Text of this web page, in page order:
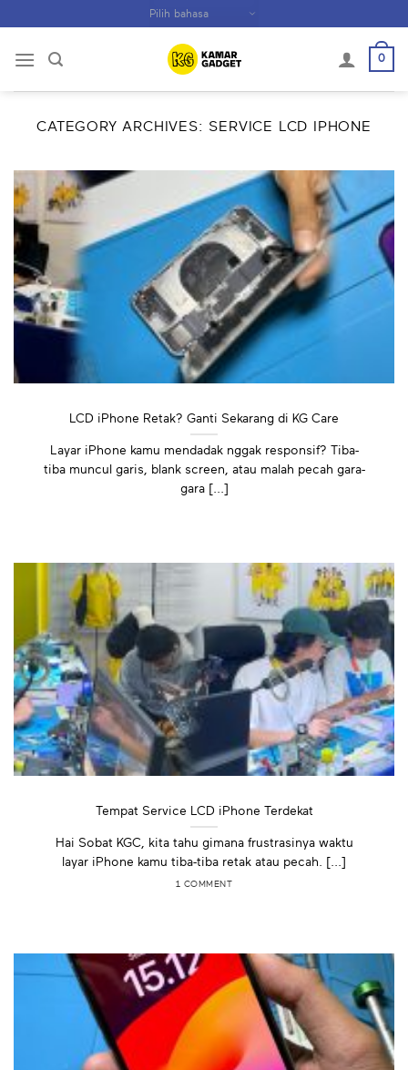
content
0
CATEGORY ARCHIVES: SERVICE LCD IPHONE
LCD iPhone Retak? Ganti Sekarang di KG Care
Layar iPhone kamu mendadak nggak responsif? Tiba-
tiba muncul garis, blank screen, atau malah pecah gara-
gara [...]
Tempat Service LCD iPhone Terdekat
Hai Sobat KGC, kita tahu gimana frustrasinya waktu
layar iPhone kamu tiba-tiba retak atau pecah. [...]
1 COMMENT